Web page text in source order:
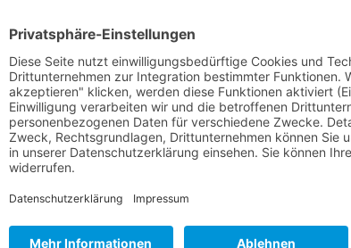
DEN WERDE­GANG VON
Patzschke ist geprägt von einer soliden Grund­
vor seinem Medizin­stu­dium absol­vierte er
mit der Abschluss­note “sehr gut”,
spätere ärztli­che Tätig­keit bietet. Seine Exper­
Strah­len­schutz und Notfall­me­di­zin sowie
und Filler­be­hand­lun­gen ergänzt.